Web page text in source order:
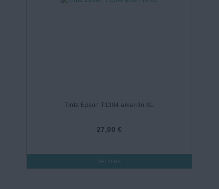
Tinta Epson T1304 amarillo XL
27,00 €
Ver más